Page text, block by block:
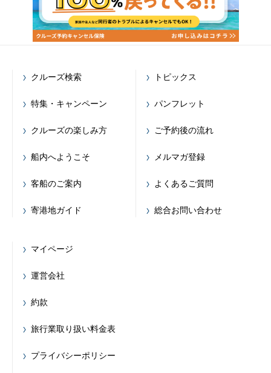
クルーズ検索
特集・キャンペーン
クルーズの楽しみ方
船内へようこそ
客船のご案内
寄港地ガイド
トピックス
パンフレット
ご予約後の流れ
メルマガ登録
よくあるご質問
総合お問い合わせ
マイページ
運営会社
約款
旅行業取り扱い料金表
プライバシーポリシー